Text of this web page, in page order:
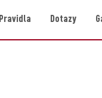
Pravidla Dotazy